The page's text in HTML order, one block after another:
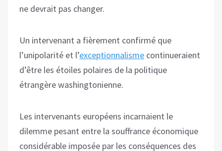
ne devrait pas changer.
Un intervenant a fièrement confirmé que
l’unipolarité et l’exceptionnalisme continueraient
d’être les étoiles polaires de la politique
étrangère washingtonienne.
Les intervenants européens incarnaient le
dilemme pesant entre la souffrance économique
considérable imposée par les conséquences des